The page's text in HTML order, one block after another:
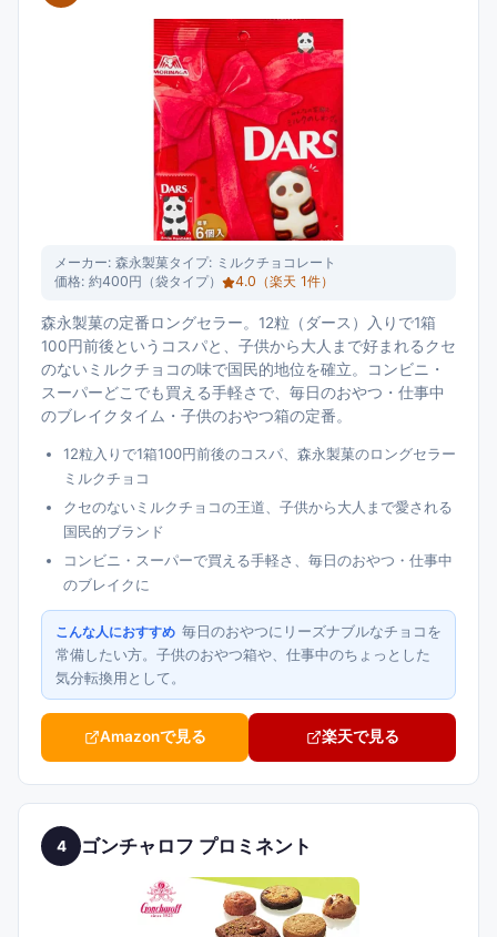
メーカー: 森永製菓タイプ: ミルクチョコレート
価格: 約400円（袋タイプ） 4.0 （楽天 1件）
森永製菓の定番ロングセラー。12粒（ダース）入りで1箱
100円前後というコスパと、子供から大人まで好まれるクセ
のないミルクチョコの味で国民的地位を確立。コンビニ・
スーパーどこでも買える手軽さで、毎日のおやつ・仕事中
のブレイクタイム・子供のおやつ箱の定番。
12粒入りで1箱100円前後のコスパ、森永製菓のロングセラー
ミルクチョコ
クセのないミルクチョコの王道、子供から大人まで愛される
国民的ブランド
コンビニ・スーパーで買える手軽さ、毎日のおやつ・仕事中
のブレイクに
こんな人におすすめ 毎日のおやつにリーズナブルなチョコを
常備したい方。子供のおやつ箱や、仕事中のちょっとした
気分転換用として。
Amazonで見る 楽天で見る
4 ゴンチャロフ プロミネント